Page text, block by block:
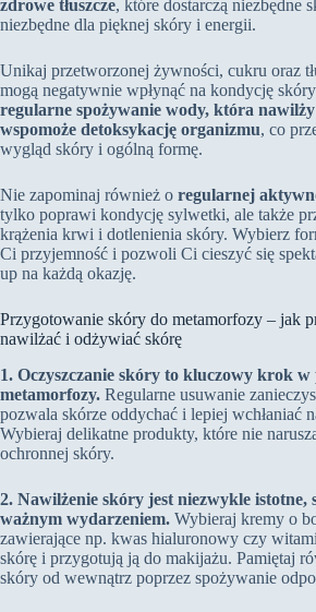
zdrowe tłuszcze, które dostarczą niezbędne
niezbędne dla pięknej skóry i energii.
Unikaj przetworzonej żywności, cukru oraz
mogą negatywnie wpłynąć na kondycję
regularne spożywanie wody, która
wspomoże detoksykację organizmu, co
wygląd skóry i ogólną formę.
Nie zapominaj również o regularnej
tylko poprawi kondycję sylwetki, ale także
krążenia krwi i dotlenienia skóry. Wybierz
Ci przyjemność i pozwoli Ci cieszyć się
up na każdą okazję.
Przygotowanie skóry do metamorfozy – jak
nawilżać i odżywiać skórę
1. Oczyszczanie skóry to kluczowy krok
metamorfozy. Regularne usuwanie
pozwala skórze oddychać i lepiej wchłaniać
Wybieraj delikatne produkty, które nie
ochronnej skóry.
2. Nawilżenie skóry jest niezwykle istotne,
ważnym wydarzeniem. Wybieraj kremy o
zawierające np. kwas hialuronowy czy
skórę i przygotują ją do makijażu. Pamiętaj
skóry od wewnątrz poprzez spożywanie